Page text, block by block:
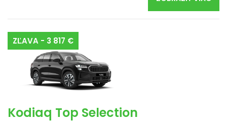
ZĽAVA - 3 817 €
Kodiaq Top Selection